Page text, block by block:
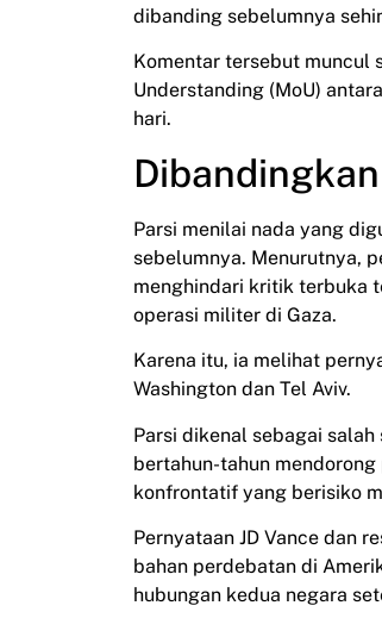
dibanding sebelumnya
Komentar tersebut muncul
Understanding (MoU)
hari.
Parsi menilai nada yang
sebelumnya. Menurutnya,
menghindari kritik terbuka
operasi militer di Gaza.
Karena itu, ia melihat
Washington dan Tel Aviv.
Parsi dikenal sebagai
bertahun-tahun
konfrontatif yang berisiko
Pernyataan JD Vance dan
bahan perdebatan di
hubungan kedua negara